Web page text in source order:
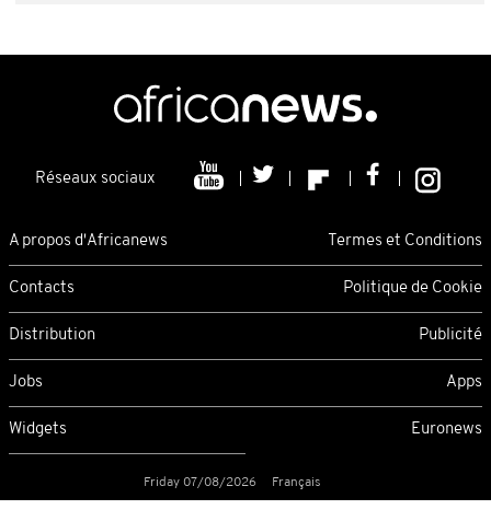
Réseaux sociaux
A propos d'Africanews Termes et Conditions
Contacts Politique de Cookie
Distribution Publicité
Jobs Apps
Widgets Euronews
Friday 07/08/2026